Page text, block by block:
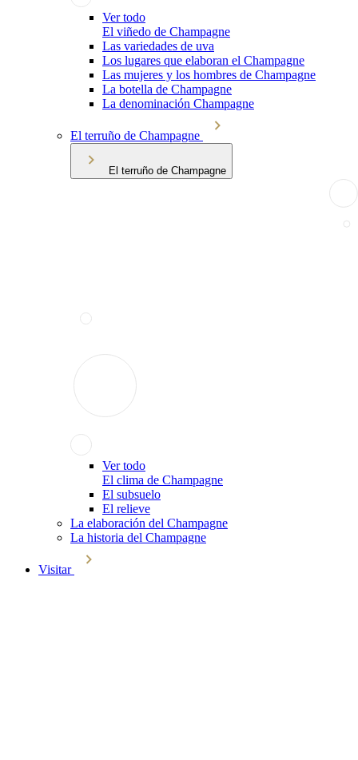
Ver todo
El viñedo de Champagne
Las variedades de uva
Los lugares que elaboran el Champagne
Las mujeres y los hombres de Champagne
La botella de Champagne
La denominación Champagne
El terruño de Champagne
El terruño de Champagne
Ver todo
El clima de Champagne
El subsuelo
El relieve
La elaboración del Champagne
La historia del Champagne
Visitar